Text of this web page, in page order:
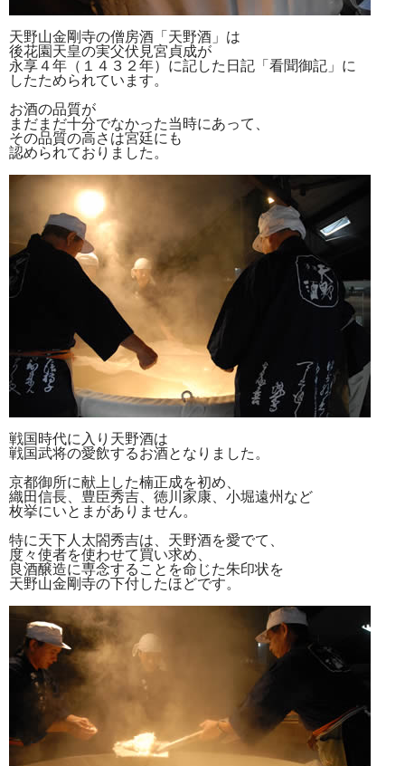
天野山金剛寺の僧房酒「天野酒」は
後花園天皇の実父伏見宮貞成が
永享４年（１４３２年）に記した日記「看聞御記」に
したためられています。
お酒の品質が
まだまだ十分でなかった当時にあって、
その品質の高さは宮廷にも
認められておりました。
戦国時代に入り天野酒は
戦国武将の愛飲するお酒となりました。
京都御所に献上した楠正成を初め、
織田信長、豊臣秀吉、徳川家康、小堀遠州など
枚挙にいとまがありません。
特に天下人太閤秀吉は、天野酒を愛でて、
度々使者を使わせて買い求め、
良酒醸造に専念することを命じた朱印状を
天野山金剛寺の下付したほどです。